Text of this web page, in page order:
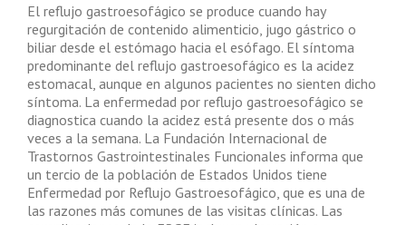
El reflujo gastroesofágico se produce cuando hay
regurgitación de contenido alimenticio, jugo gástrico o
biliar desde el estómago hacia el esófago. El síntoma
predominante del reflujo gastroesofágico es la acidez
estomacal, aunque en algunos pacientes no sienten dicho
síntoma. La enfermedad por reflujo gastroesofágico se
diagnostica cuando la acidez está presente dos o más
veces a la semana. La Fundación Internacional de
Trastornos Gastrointestinales Funcionales informa que
un tercio de la población de Estados Unidos tiene
Enfermedad por Reflujo Gastroesofágico, que es una de
las razones más comunes de las visitas clínicas. Las